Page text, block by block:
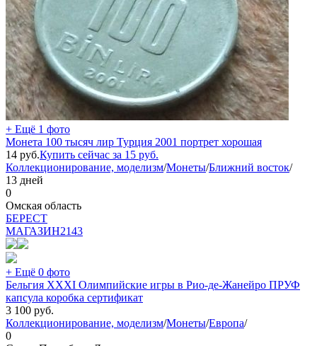
+ Ещё 1 фото
Монета 100 тысяч лир Турция 2001 портрет хорошая
14 руб.Купить сейчас за 15 руб.
Коллекционирование, моделизм/Монеты/Ближний восток/
13 дней
0
Омская область
БEPECT
МАГАЗИН2143
+ Ещё 0 фото
Бельгия XXXI Олимпийские игры в Рио-де-Жанейро ПРУФ
капсула коробка сертификат
3 100 руб.
Коллекционирование, моделизм/Монеты/Европа/
0